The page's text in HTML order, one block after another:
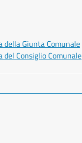
della Giunta Comunale
del Consiglio Comunale